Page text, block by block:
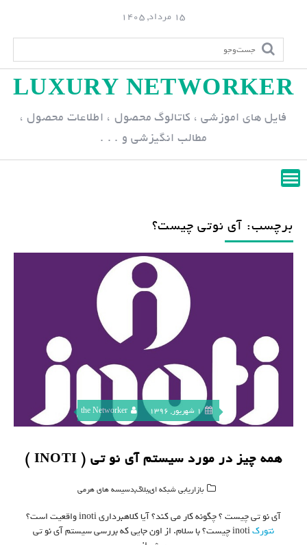
p
n
15 مرداد, 1405
LUXURY NETWORKER
فایل های اموزشی ، کاتالوگ محصول ، اطلاعات محصول ،
مطالب انگیزشی و . . .
برچسب: آی نوتی چیست؟
1 شهریور, 1396 the Networker
همه چیز در مورد سیستم آی نو تی ( INOTI )
بازاریابی شبکه ای,بلاگ,دسیسه های هرمی
آی نو تی چیست ؟ چگونه کار می کند؟ آیا کلاهبرداری inoti واقعیت است؟
نتورک
inoti چیست؟ با سلام. از اون جایی که بررسی سیستم آی نو تی